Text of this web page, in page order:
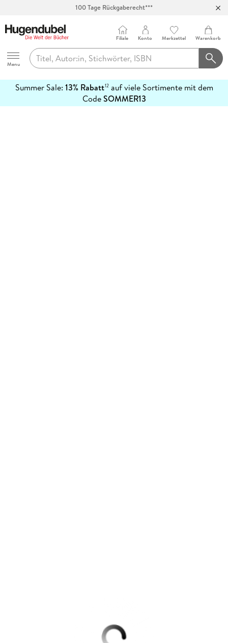
100 Tage Rückgaberecht***
Hugendubel
Menu
Filiale Konto Merkzettel Warenkorb
Summer Sale: 13% Rabatt12auf viele Sortimente mit dem
CodeSOMMER13
erfahren